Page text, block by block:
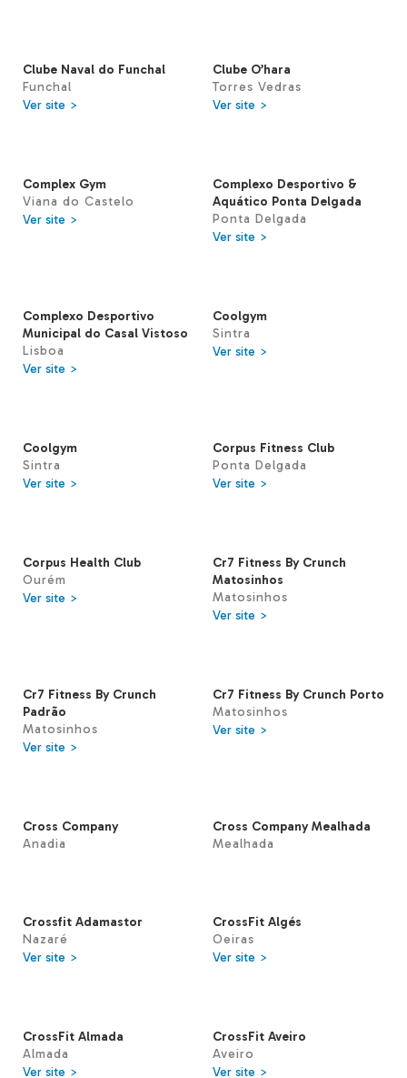
Clube Naval do Funchal
Funchal
Ver site >
Clube O’hara
Torres Vedras
Ver site >
Complex Gym
Viana do Castelo
Ver site >
Complexo Desportivo &
Aquático Ponta Delgada
Ponta Delgada
Ver site >
Complexo Desportivo
Municipal do Casal Vistoso
Lisboa
Ver site >
Coolgym
Sintra
Ver site >
Coolgym
Sintra
Ver site >
Corpus Fitness Club
Ponta Delgada
Ver site >
Corpus Health Club
Ourém
Ver site >
Cr7 Fitness By Crunch
Matosinhos
Matosinhos
Ver site >
Cr7 Fitness By Crunch
Padrão
Matosinhos
Ver site >
Cr7 Fitness By Crunch Porto
Matosinhos
Ver site >
Cross Company
Anadia
Cross Company Mealhada
Mealhada
Crossfit Adamastor
Nazaré
Ver site >
CrossFit Algés
Oeiras
Ver site >
CrossFit Almada
Almada
Ver site >
CrossFit Aveiro
Aveiro
Ver site >